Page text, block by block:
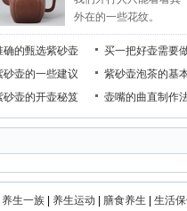
外在的一些花纹。
确的甄选紫砂壶
砂壶的一些建议
砂壶的开壶秘笈
买一把好壶需要
紫砂壶泡茶的基
壶嘴的曲直制作
养生一族| 养生运动 膳食养生 生活